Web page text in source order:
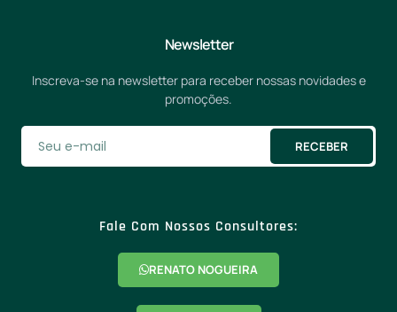
Newsletter
Inscreva-se na newsletter para receber nossas novidades e
promoções.
RECEBER
Fale Com Nossos Consultores:
RENATO NOGUEIRA